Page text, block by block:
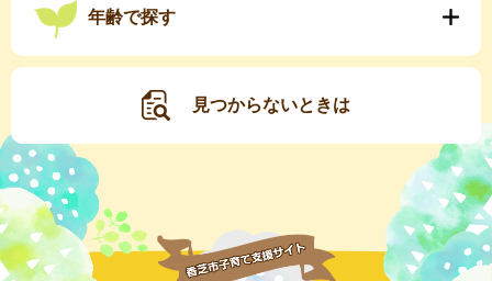
年齢で探す
見つからないときは